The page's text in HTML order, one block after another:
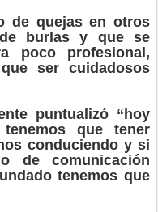
de quejas en otros
burlas y que se
poco profesional,
ser cuidadosos
puntualizó “hoy
que tener
conduciendo y si
de comunicación
tenemos que